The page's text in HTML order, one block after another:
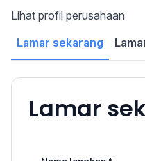
Lihat profil perusahaan
Lamar sekarang
Lamar